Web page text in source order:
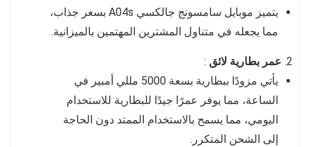
يتميز موبايل سامسونج جالكسي A04s بسعر جذاب،
مما يجعله في متناول المشترين المهتمين بالميزانية.
عمر بطارية لائق :
يأتي مزودًا ببطارية بسعة 5000 مللي أمبير في
الساعة، مما يوفر عمرًا جيدًا للبطارية للاستخدام
اليومي، مما يسمح بالاستخدام الممتد دون الحاجة
إلى الشحن المتكرر.